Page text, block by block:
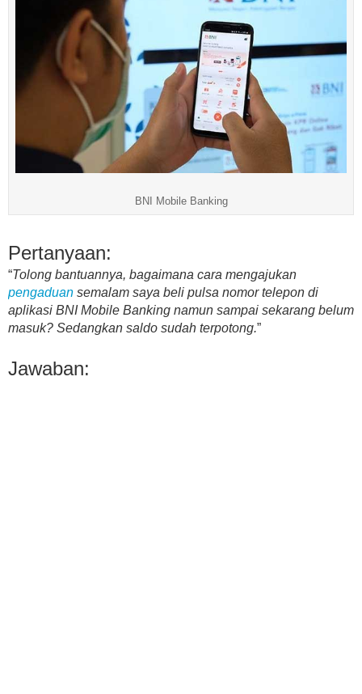
BNI Mobile Banking
Pertanyaan:
“Tolong bantuannya, bagaimana cara mengajukan
pengaduan semalam saya beli pulsa nomor telepon di
aplikasi BNI Mobile Banking namun sampai sekarang belum
masuk? Sedangkan saldo sudah terpotong.”
Jawaban: